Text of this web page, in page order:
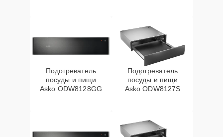
Подогреватель
посуды и пищи
Asko ODW8128GG
Подогреватель
посуды и пищи
Asko ODW8127S